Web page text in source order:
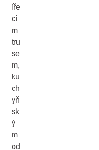
íře
cí
m
tru
se
m,
ku
ch
yň
sk
ý
m
od